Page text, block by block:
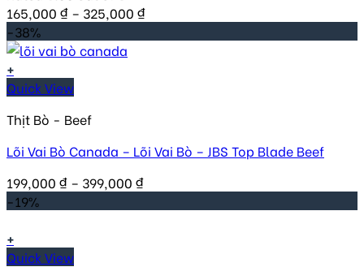
165,000 ₫ – 325,000 ₫
-38%
+
Quick View
Thịt Bò - Beef
Lõi Vai Bò Canada – Lõi Vai Bò – JBS Top Blade Beef
199,000 ₫ – 399,000 ₫
-19%
+
Quick View